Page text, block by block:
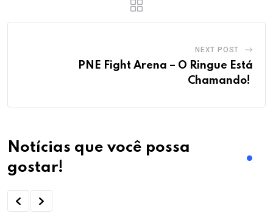
NEXT POST
PNE Fight Arena – O Ringue Está
Chamando!
Notícias que você possa
gostar!